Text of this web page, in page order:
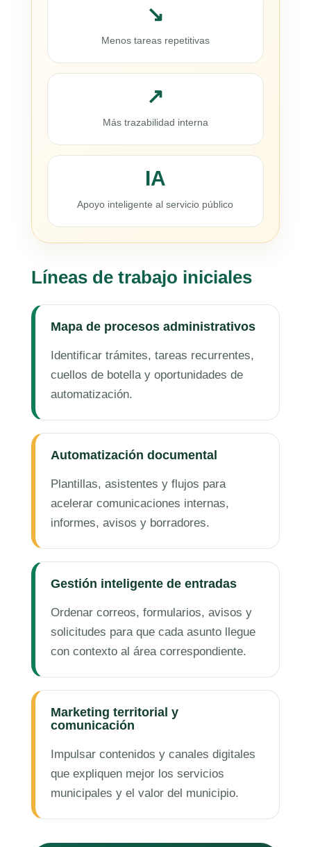
↘
Menos tareas repetitivas
↗
Más trazabilidad interna
IA
Apoyo inteligente al servicio público
Líneas de trabajo iniciales
Mapa de procesos administrativos
Identificar trámites, tareas recurrentes,
cuellos de botella y oportunidades de
automatización.
Automatización documental
Plantillas, asistentes y flujos para
acelerar comunicaciones internas,
informes, avisos y borradores.
Gestión inteligente de entradas
Ordenar correos, formularios, avisos y
solicitudes para que cada asunto llegue
con contexto al área correspondiente.
Marketing territorial y
comunicación
Impulsar contenidos y canales digitales
que expliquen mejor los servicios
municipales y el valor del municipio.